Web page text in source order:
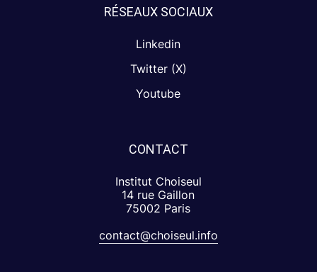
RÉSEAUX SOCIAUX
Linkedin
Twitter (X)
Youtube
CONTACT
Institut Choiseul
14 rue Gaillon
75002 Paris
contact@choiseul.info